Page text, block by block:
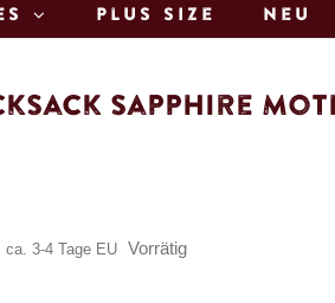
Plus Size Neu
Sapphire
ca. 3-4 Tage EU
Vorrätig